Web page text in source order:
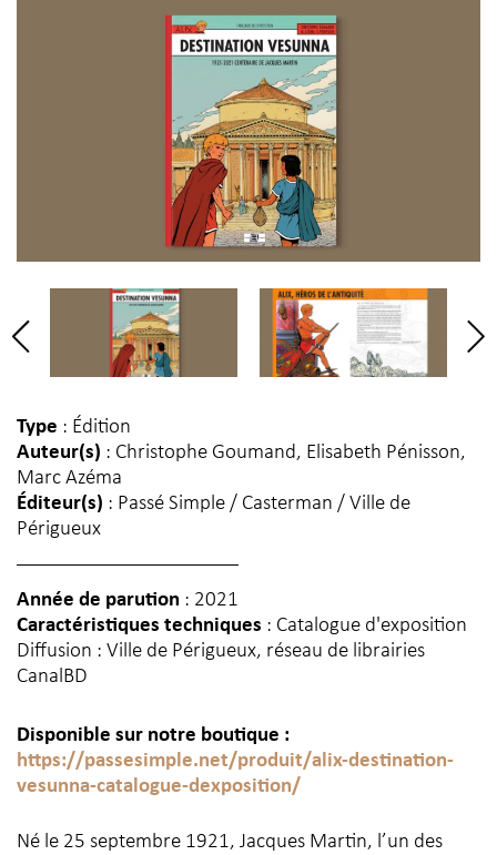
Type : Édition
Auteur(s) : Christophe Goumand, Elisabeth Pénisson,
Marc Azéma
Éditeur(s) : Passé Simple / Casterman / Ville de
Périgueux
Année de parution : 2021
Caractéristiques techniques : Catalogue d'exposition
Diffusion : Ville de Périgueux, réseau de librairies
CanalBD
Disponible sur notre boutique :
https://passesimple.net/produit/alix-destination-
vesunna-catalogue-dexposition/
Né le 25 septembre 1921, Jacques Martin, l’un des